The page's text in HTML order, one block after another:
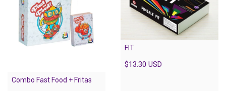
Combo Fast Food + Fritas
FIT
$13.30 USD